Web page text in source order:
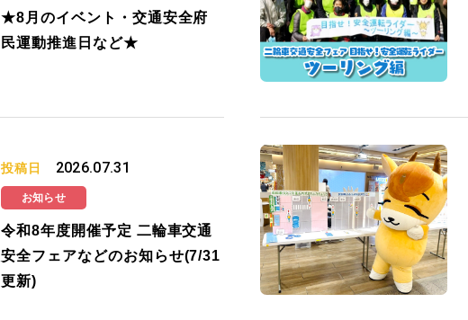
★8月のイベント・交通安全府
民運動推進日など★
投稿日 2026.07.31
お知らせ
令和8年度開催予定 二輪車交通
安全フェアなどのお知らせ(7/31
更新)